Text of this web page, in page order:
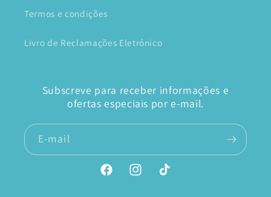
Termos e condições
Livro de Reclamações Eletrónico
Subscreve para receber informações e
ofertas especiais por e-mail.
E-mail
FacebookInstagramTikTok